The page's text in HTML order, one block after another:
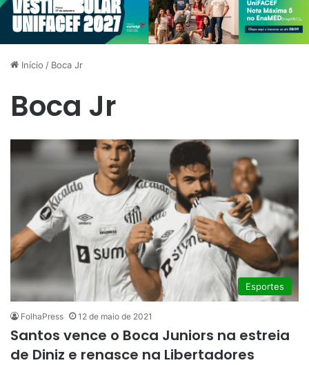
Início / Boca Jr
Boca Jr
Esportes
FolhaPress 12 de maio de 2021
Santos vence o Boca Juniors na estreia
de Diniz e renasce na Libertadores